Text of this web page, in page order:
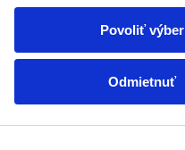
Povoliť výber
Odmietnuť